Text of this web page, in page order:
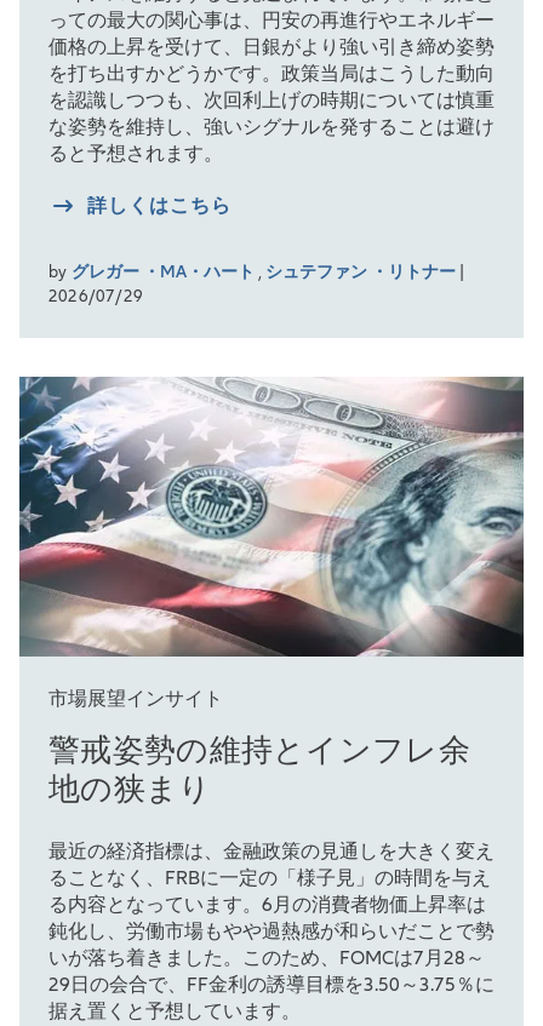
っての最大の関心事は、円安の再進行やエネルギー
価格の上昇を受けて、日銀がより強い引き締め姿勢
を打ち出すかどうかです。政策当局はこうした動向
を認識しつつも、次回利上げの時期については慎重
な姿勢を維持し、強いシグナルを発することは避け
ると予想されます。
詳しくはこちら
by グレガー ・MA・ハート , シュテファン ・リトナー
2026/07/29
市場展望インサイト
警戒姿勢の維持とインフレ余
地の狭まり
最近の経済指標は、金融政策の見通しを大きく変え
ることなく、FRBに一定の「様子見」の時間を与え
る内容となっています。6月の消費者物価上昇率は
鈍化し、労働市場もやや過熱感が和らいだことで勢
いが落ち着きました。このため、FOMCは7月28～
29日の会合で、FF金利の誘導目標を3.50～3.75％に
据え置くと予想しています。